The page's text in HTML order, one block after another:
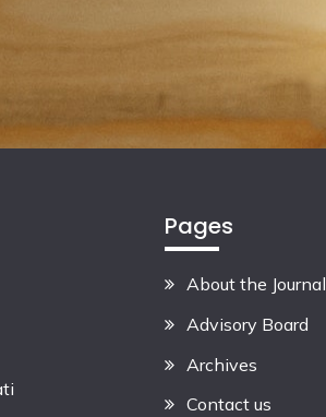
Pages
About the Journal
Advisory Board
Archives
Contact us